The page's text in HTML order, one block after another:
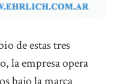
de estas tres
la empresa opera
bajo la marca